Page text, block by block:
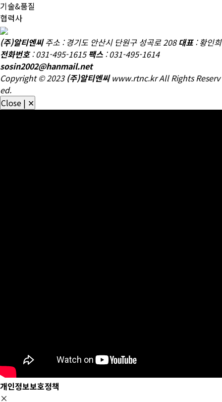
기술&품질
협력사
철도 차량 부품, 고속철도용 부품, 댐퍼, 안전밸브, 압력스위치, 차압
변, 억압변, 감압변, 용하중변 등
(주)알티엔씨주소 : 경기도 안산시 단원구 성곡로 208대표: 황인희
전화번호: 031-495-1615팩스 : 031-495-1614
sosin2002@hanmail.net
Copyright © 2023 (주)알티엔씨www.rtnc.kr All Rights Reserv
ed.
Close | ✕
개인정보보호정책
×